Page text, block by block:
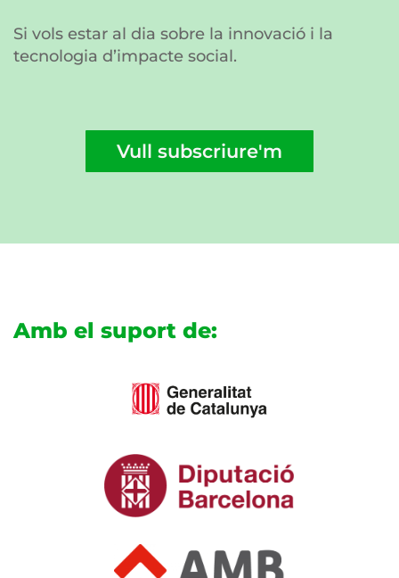
Si vols estar al dia sobre la innovació i la
tecnologia d’impacte social.
Vull subscriure'm
Amb el suport de: